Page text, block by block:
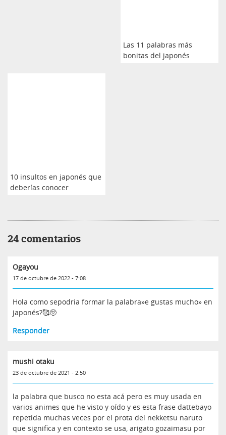
Las 11 palabras más
bonitas del japonés
10 insultos en japonés que
deberías conocer
24 comentarios
Ogayou
17 de octubre de 2022 - 7:08
Hola como sepodria formar la palabra»e gustas mucho» en
japonés?🥰🥺
Responder
mushi otaku
23 de octubre de 2021 - 2:50
la palabra que busco no esta acá pero es muy usada en
varios animes que he visto y oído y es esta frase dattebayo
repetida muchas veces por el prota del nekketsu naruto
que significa y en contexto se usa, arigato gozaimasu por